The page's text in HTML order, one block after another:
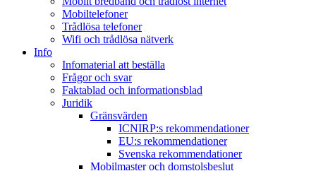
Mobiltelefoner
Trådlösa telefoner
Wifi och trådlösa nätverk
Info
Infomaterial att beställa
Frågor och svar
Faktablad och informationsblad
Juridik
Gränsvärden
ICNIRP:s rekommendationer
EU:s rekommendationer
Svenska rekommendationer
Mobilmaster och domstolsbeslut